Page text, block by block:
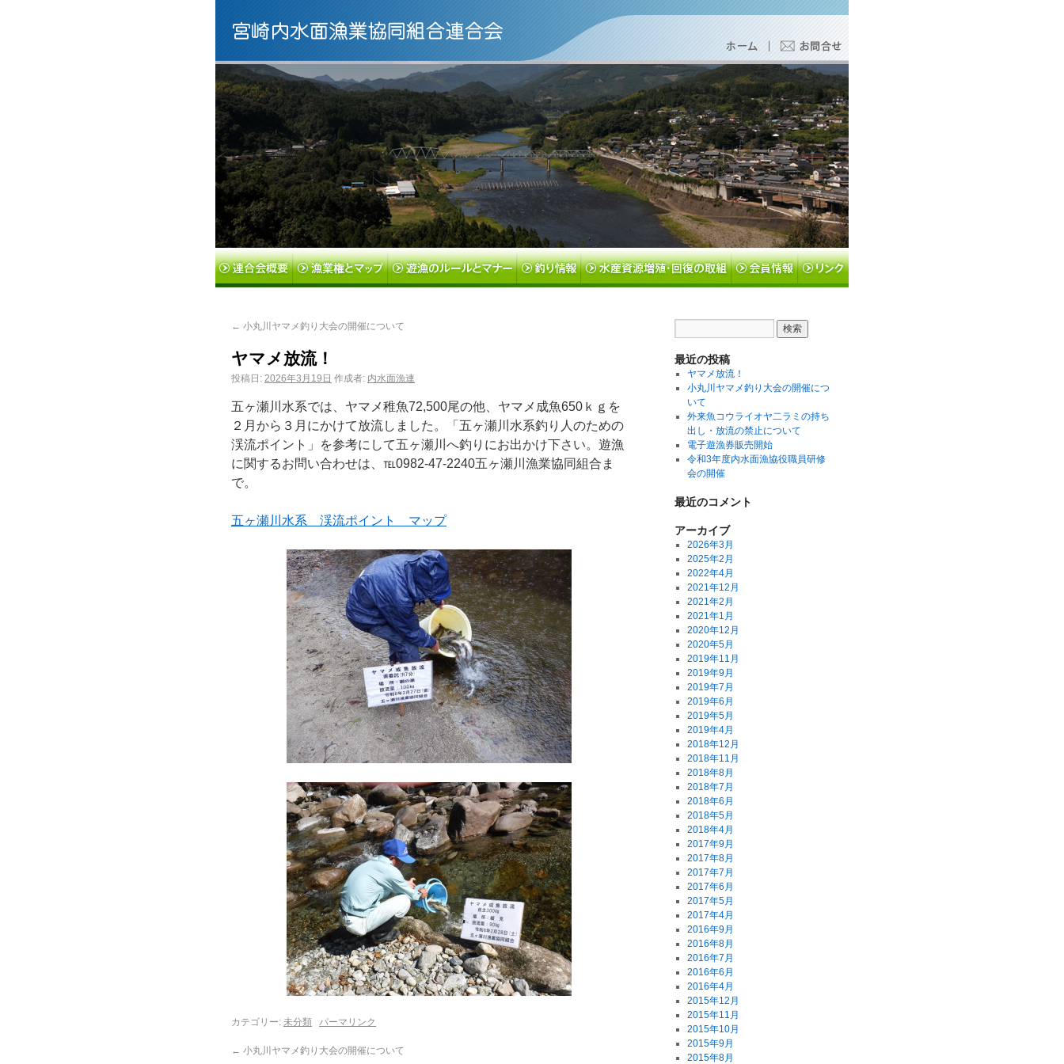
← 小丸川ヤマメ釣り大会の開催について
ヤマメ放流！
投稿日: 2026年3月19日 作成者: 内水面漁連
五ヶ瀬川水系では、ヤマメ稚魚72,500尾の他、ヤマメ成魚650ｋｇを
２月から３月にかけて放流しました。「五ヶ瀬川水系釣り人のための
渓流ポイント」を参考にして五ヶ瀬川へ釣りにお出かけ下さい。遊漁
に関するお問い合わせは、℡0982-47-2240五ヶ瀬川漁業協同組合ま
で。
五ヶ瀬川水系 渓流ポイント マップ
カテゴリー: 未分類 パーマリンク
← 小丸川ヤマメ釣り大会の開催について
最近の投稿
ヤマメ放流！
小丸川ヤマメ釣り大会の開催につ
いて
外来魚コウライオヤ二ラミの持ち
出し・放流の禁止について
電子遊漁券販売開始
令和3年度内水面漁協役職員研修
会の開催
最近のコメント
アーカイブ
2026年3月
2025年2月
2022年4月
2021年12月
2021年2月
2021年1月
2020年12月
2020年5月
2019年11月
2019年9月
2019年7月
2019年6月
2019年5月
2019年4月
2018年12月
2018年11月
2018年8月
2018年7月
2018年6月
2018年5月
2018年4月
2017年9月
2017年8月
2017年7月
2017年6月
2017年5月
2017年4月
2016年9月
2016年8月
2016年7月
2016年6月
2016年4月
2015年12月
2015年11月
2015年10月
2015年9月
2015年8月